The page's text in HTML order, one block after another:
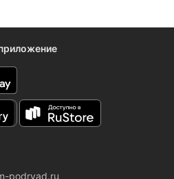
podryad.ru